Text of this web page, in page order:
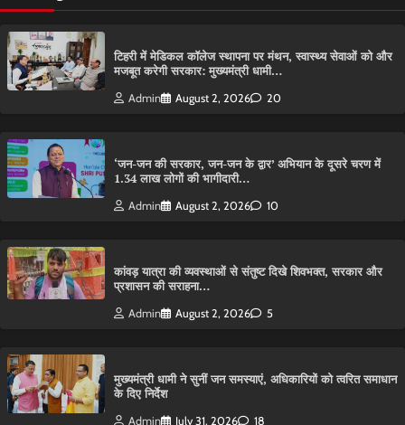
टिहरी में मेडिकल कॉलेज स्थापना पर मंथन, स्वास्थ्य सेवाओं को और
मजबूत करेगी सरकार: मुख्यमंत्री धामी…
Admin August 2, 2026 20
‘जन-जन की सरकार, जन-जन के द्वार’ अभियान के दूसरे चरण में
1.34 लाख लोगों की भागीदारी…
Admin August 2, 2026 10
कांवड़ यात्रा की व्यवस्थाओं से संतुष्ट दिखे शिवभक्त, सरकार और
प्रशासन की सराहना…
Admin August 2, 2026 5
मुख्यमंत्री धामी ने सुनीं जन समस्याएं, अधिकारियों को त्वरित समाधान
के दिए निर्देश
Admin July 31, 2026 18